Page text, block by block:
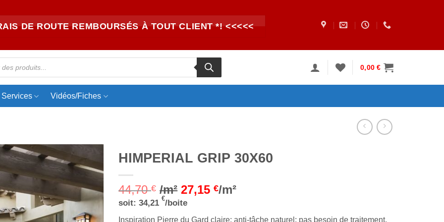
DE ROUTE REMBOURSÉS À TOUT CLIENT *! <<<<<
0,00€
Services Vidéos/Fiches
à la liste
d’envies
HIMPERIAL GRIP 30X60
44,70€ /m² 27,15€/m²
soit: 34,21 €/boite
Inspiration Pierre du Gard claire; anti-tâche naturel: pas besoin de traitement.